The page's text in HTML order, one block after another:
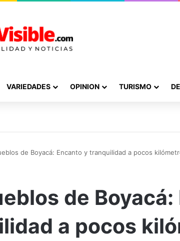
VARIEDADES OPINION TURISMO
de Boyacá: Encanto y tranquilidad a pocos
de
a pocos